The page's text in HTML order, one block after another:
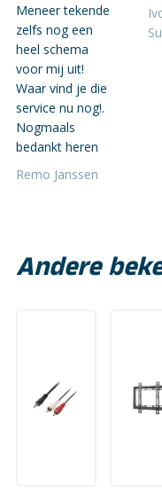
Meneer tekende
zelfs nog een
heel schema
voor mij uit!
Waar vind je die
service nu nog!.
Nogmaals
bedankt heren
Remo Janssen
Andere